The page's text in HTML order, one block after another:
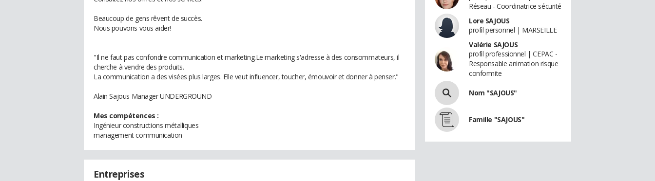
Beaucoup de gens rêvent de succès.
Nous pouvons vous aider!
"Il ne faut pas confondre communication et marketing.Le marketing s'adresse à des consommateurs, il
cherche à vendre des produits.
La communication a des visées plus larges. Elle veut influencer, toucher, émouvoir et donner à penser."
Alain Sajous Manager UNDERGROUND
Mes compétences :
Ingénieur constructions métalliques
management communication
Entreprises
Réseau - Coordinatrice sécurité
Lore SAJOUS
profil personnel | MARSEILLE
Valérie SAJOUS
profil professionnel | CEPAC -
Responsable animation risque
conformite
Nom "SAJOUS"
Famille "SAJOUS"